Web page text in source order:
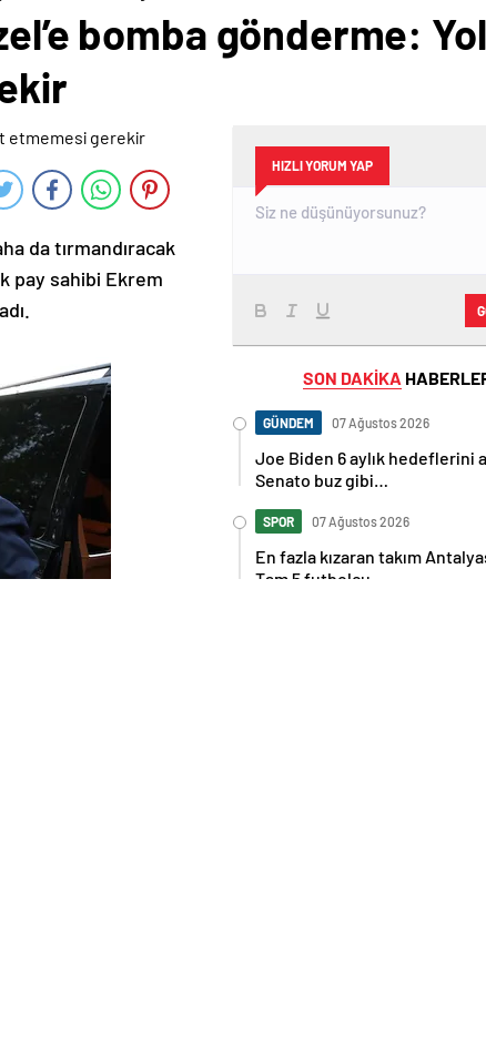
bomba gönderme: Yol
da tırmandıracak
pay sahibi Ekrem
HIZLI YORUM YAP
SON DAKİKA
GÜNDEM 07 Ağustos 2026
Joe Biden 6 aylık hedeflerini
Senato buz gibi…
SPOR 07 Ağustos 2026
En fazla kızaran takım
Tam 5 futbolcu….